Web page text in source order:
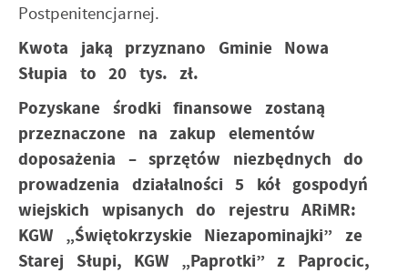
Postpenitencjarnej.
Kwota jaką przyznano Gminie Nowa
Słupia to 20 tys. zł.
Pozyskane środki finansowe zostaną
przeznaczone na zakup elementów
doposażenia – sprzętów niezbędnych do
prowadzenia działalności 5 kół gospodyń
wiejskich wpisanych do rejestru ARiMR:
KGW „Świętokrzyskie Niezapominajki” ze
Starej Słupi, KGW „Paprotki” z Paprocic,